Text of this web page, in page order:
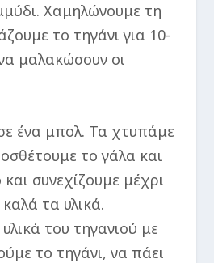
Χαμηλώνουμε τη
το τηγάνι για 10-
μαλακώσουν οι
ένα μπολ. Τα χτυπάμε
το γάλα και
συνεχίζουμε μέχρι
τα υλικά.
του τηγανιού με
το τηγάνι, να πάει